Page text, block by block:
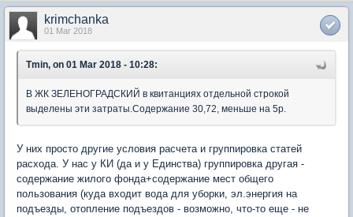
krimchanka
01 Mar 2018
Tmin, on 01 Mar 2018 - 10:28:
В ЖК ЗЕЛЕНОГРАДСКИЙ в квитанциях отдельной строкой
выделены эти затраты.Содержание 30,72, меньше на 5р.
У них просто другие условия расчета и группировка статей
расхода. У нас у КИ (да и у Единства) группировка другая -
содержание жилого фонда+содержание мест общего
пользования (куда входит вода для уборки, эл.энергия на
подъезды, отопление подъездов - возможно, что-то еще - не